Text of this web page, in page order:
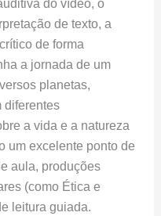
do vídeo, o
de texto, a
de forma
a jornada de um
planetas,
diferentes
a vida e a natureza
um excelente ponto de
aula, produções
(como Ética e
leitura guiada.